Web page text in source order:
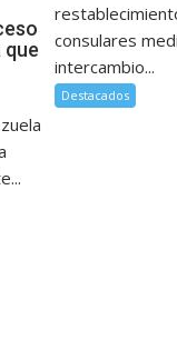
que
consulares
intercambio...
Destacados